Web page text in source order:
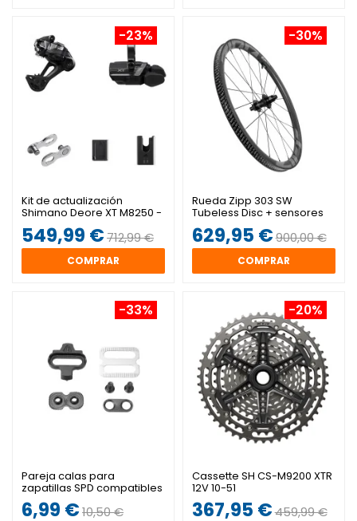
-23%
Kit de actualización
Shimano Deore XT M8250 -
Di2 SGS 1x12v Abrazadera
549,99 €712,99 €
COMPRAR
-30%
Rueda Zipp 303 SW
Tubeless Disc + sensores
AXS
629,95 €900,00 €
COMPRAR
-33%
Pareja calas para
zapatillas SPD compatibles
con Shimano
6,99 €10,50 €
-20%
Cassette SH CS-M9200 XTR
12V 10-51
367,95 €459,99 €